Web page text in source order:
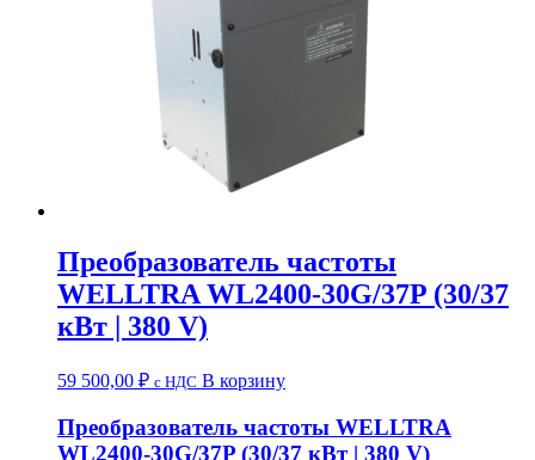
Преобразователь частоты
WELLTRA WL2400-30G/37P (30/37
кВт | 380 V)
59 500,00 ₽ c НДС В корзину
Преобразователь частоты WELLTRA
WL2400-30G/37P (30/37 кВт | 380 V)